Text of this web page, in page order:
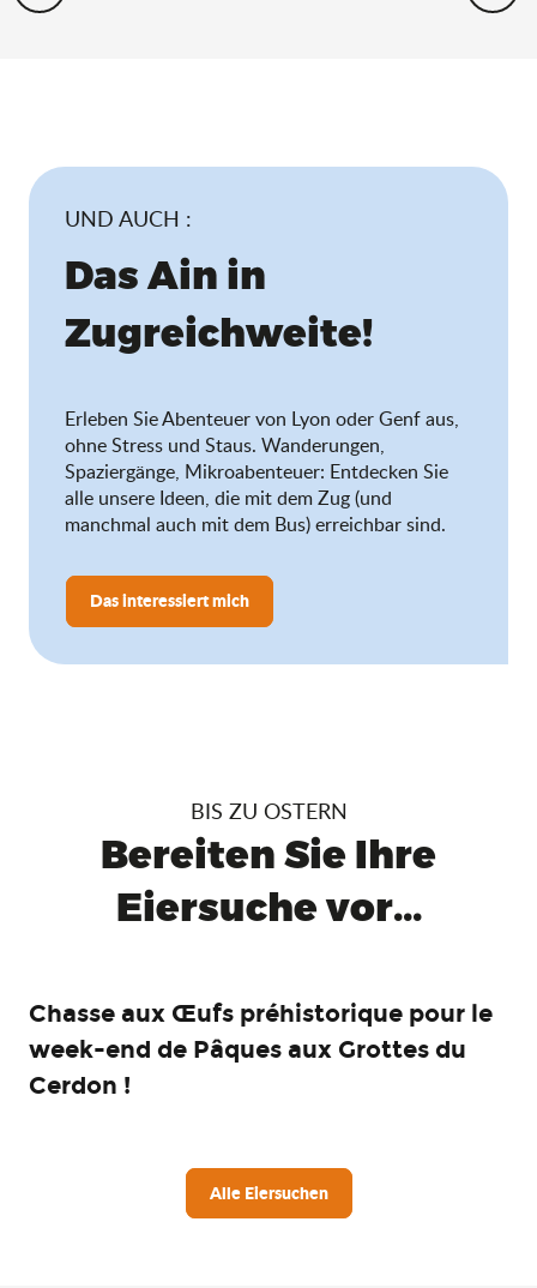
UND AUCH :
Das Ain in
Zugreichweite!
Erleben Sie Abenteuer von Lyon oder Genf aus,
ohne Stress und Staus. Wanderungen,
Spaziergänge, Mikroabenteuer: Entdecken Sie
alle unsere Ideen, die mit dem Zug (und
manchmal auch mit dem Bus) erreichbar sind.
Das interessiert mich
BIS ZU OSTERN
Bereiten Sie Ihre
Eiersuche vor...
Chasse aux Œufs préhistorique pour le
week-end de Pâques aux Grottes du
Cerdon !
Alle Eiersuchen